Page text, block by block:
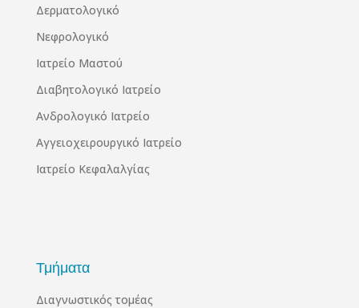
Δερματολογικό
Νεφρολογικό
Ιατρείο Μαστού
Διαβητολογικό Ιατρείο
Ανδρολογικό Ιατρείο
Αγγειοχειρουργικό Ιατρείο
Ιατρείο Κεφαλαλγίας
Τμήματα
Διαγνωστικός τομέας